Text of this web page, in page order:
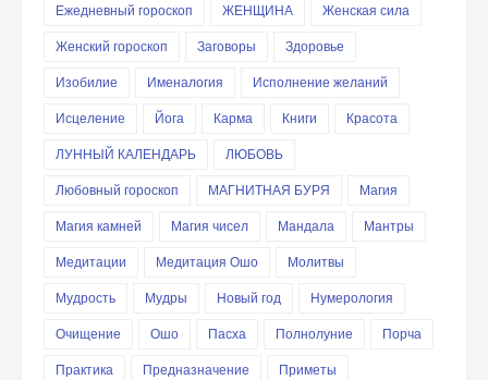
Ежедневный гороскоп
ЖЕНЩИНА
Женская сила
Женский гороскоп
Заговоры
Здоровье
Изобилие
Именалогия
Исполнение желаний
Исцеление
Йога Карма Книги
Красота
ЛУННЫЙ КАЛЕНДАРЬ
ЛЮБОВЬ
Любовный гороскоп
МАГНИТНАЯ БУРЯ
Магия
Магия камней
Магия чисел Мандала
Мантры
Медитации
Медитация Ошо
Молитвы
Мудрость
Мудры Новый год
Нумерология
Очищение
Ошо Пасха Полнолуние
Порча
Практика
Предназначение
Приметы